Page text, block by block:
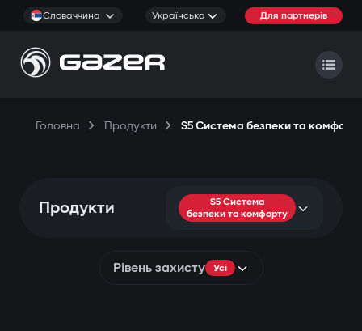
Словаччина Українська Для партнерів
Головна Продукти S5 Система безпеки та
Продукти
S5 Система
безпеки та комфорту
Рівень захисту Усі